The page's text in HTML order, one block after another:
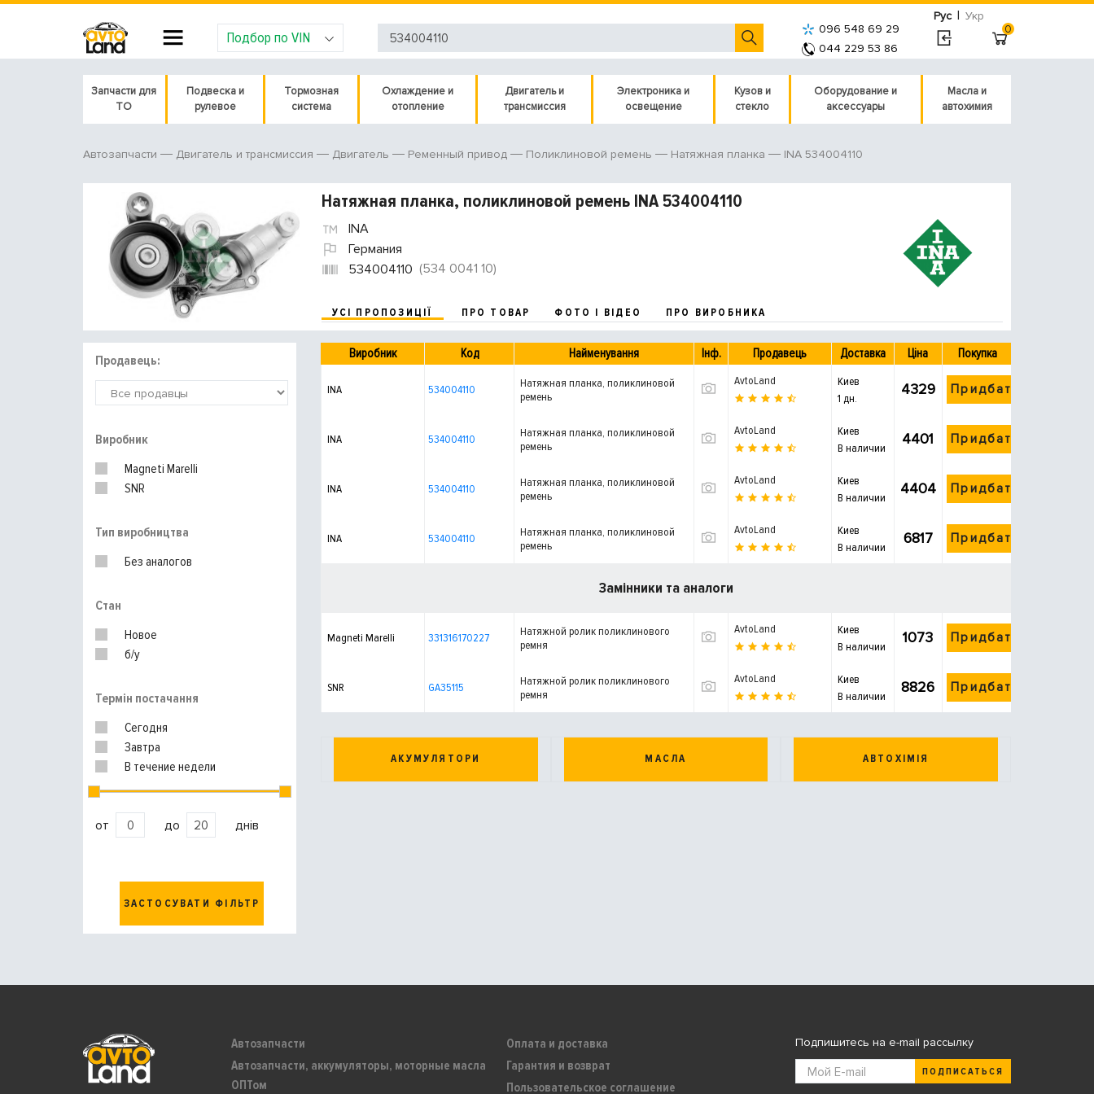
Рус | Укр
Подбор по VIN
096 548 69 29
044 229 53 86
0
Запчасти для
ТО
Подвеска и
рулевое
Тормозная
система
Охлаждение и
отопление
Двигатель и
трансмиссия
Электроника и
освещение
Кузов и
стекло
Оборудование и
аксессуары
Масла и
автохимия
Автозапчасти Двигатель и трансмиссия Двигатель Ременный привод Поликлиновой ремень Натяжная планка INA 534004110
Натяжная планка, поликлиновой ремень INA 534004110
INA
Германия
534004110 (534 0041 10)
УСІ ПРОПОЗИЦІЇ ПРО ТОВАР ФОТО І ВІДЕО ПРО ВИРОБНИКА
Продавець:
Виробник
Magneti Marelli
SNR
Тип виробництва
Без аналогов
Стан
Новое
б/у
Термін постачання
Сегодня
Завтра
В течение недели
от до днів
ЗАСТОСУВАТИ ФІЛЬТР
Виробник Код Найменування Інф. Продавець Доставка Ціна Покупка
INA 534004110
Натяжная планка, поликлиновой
ремень
AvtoLand
Киев
1 дн.
4329 Придбати
INA 534004110
Натяжная планка, поликлиновой
ремень
AvtoLand
Киев
В наличии
4401 Придбати
INA 534004110
Натяжная планка, поликлиновой
ремень
AvtoLand
Киев
В наличии
4404 Придбати
INA 534004110
Натяжная планка, поликлиновой
ремень
AvtoLand
Киев
В наличии
6817 Придбати
Замінники та аналоги
Magneti Marelli 331316170227
Натяжной ролик поликлинового
ремня
AvtoLand
Киев
В наличии
1073 Придбати
SNR GA35115
Натяжной ролик поликлинового
ремня
AvtoLand
Киев
В наличии
8826 Придбати
АКУМУЛЯТОРИ МАСЛА АВТОХІМІЯ
Автозапчасти
Автозапчасти, аккумуляторы, моторные масла
ОПТом
Оплата и доставка
Гарантия и возврат
Пользовательское соглашение
Подпишитесь на e-mail рассылку
ПОДПИСАТЬСЯ